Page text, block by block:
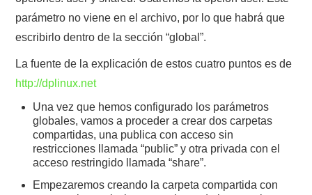
parámetro no viene en el archivo, por lo que habrá que
escribirlo dentro de la sección “global”.
La fuente de la explicación de estos cuatro puntos es de
http://dplinux.net
Una vez que hemos configurado los parámetros
globales, vamos a proceder a crear dos carpetas
compartidas, una publica con acceso sin
restricciones llamada “public” y otra privada con el
acceso restringido llamada “share”.
Empezaremos creando la carpeta compartida con